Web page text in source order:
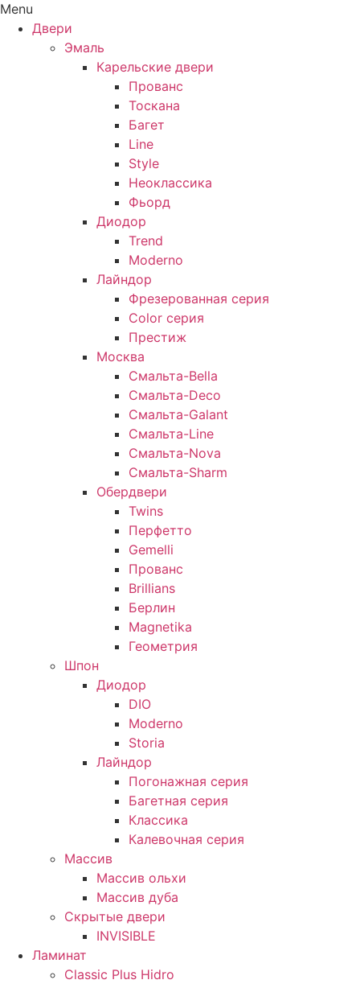
Menu
Двери
Эмаль
Карельские двери
Прованc
Тоскана
Багет
Line
Style
Неоклассика
Фьорд
Диодор
Trend
Moderno
Лайндор
Фрезерованная серия
Color серия
Престиж
Москва
Смальта-Bella
Смальта-Deco
Смальта-Galant
Смальта-Line
Смальта-Nova
Смальта-Sharm
Обердвери
Twins
Перфетто
Gemelli
Прованс
Brillians
Берлин
Magnetika
Геометрия
Шпон
Диодор
DIO
Moderno
Storia
Лайндор
Погонажная серия
Багетная серия
Классика
Калевочная серия
Массив
Массив ольхи
Массив дуба
Скрытые двери
INVISIBLE
Ламинат
Classic Plus Hidro